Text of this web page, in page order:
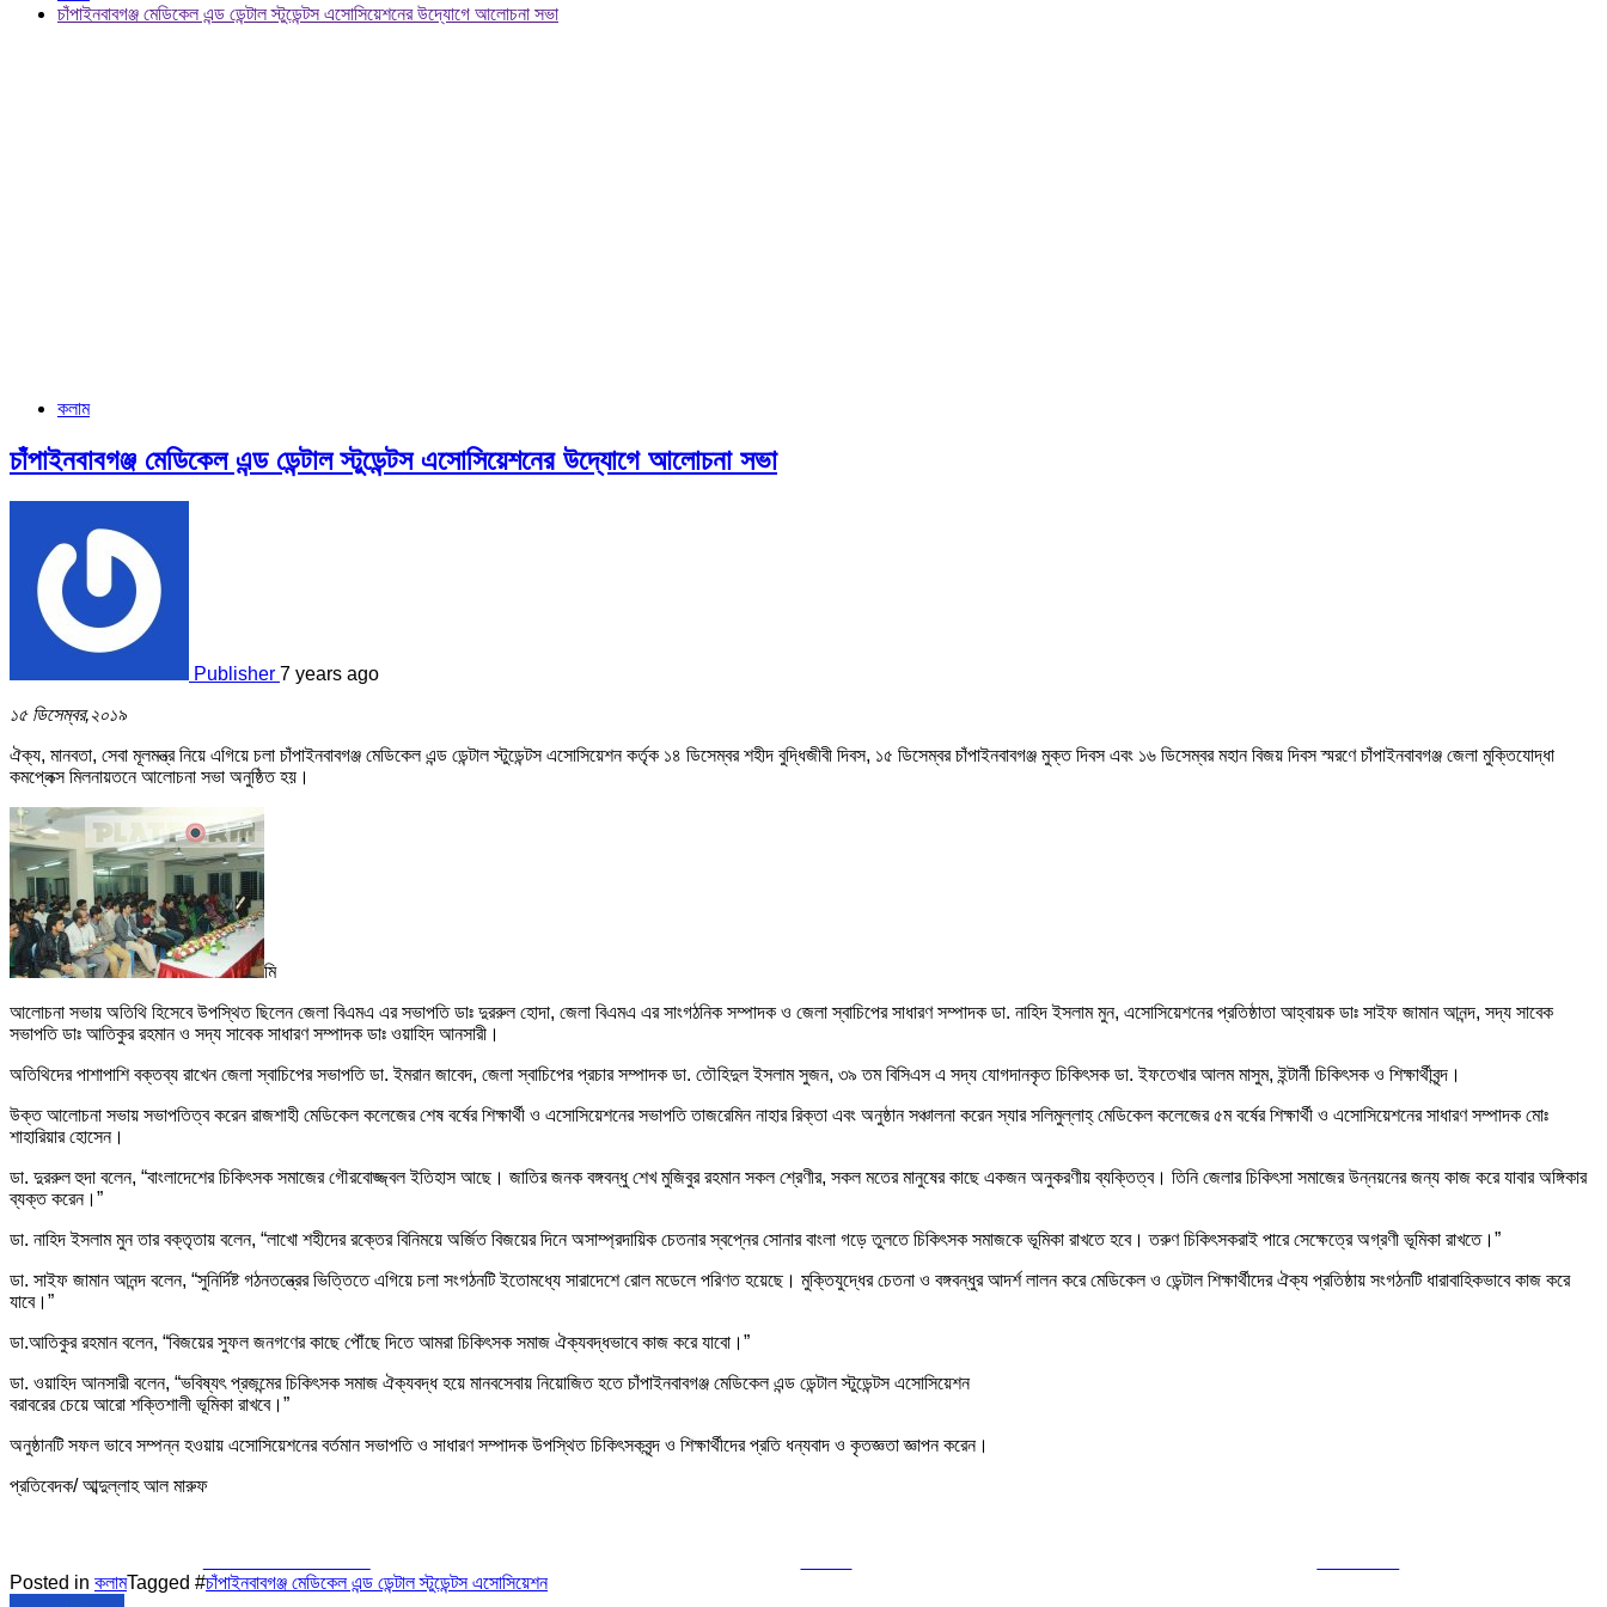
চাঁপাইনবাবগঞ্জ মেডিকেল এন্ড ডেন্টাল স্টুডেন্টস এসোসিয়েশনের উদ্যোগে আলোচনা সভা
কলাম
চাঁপাইনবাবগঞ্জ মেডিকেল এন্ড ডেন্টাল স্টুডেন্টস এসোসিয়েশনের উদ্যোগে আলোচনা সভা
Publisher 7 years ago
১৫ ডিসেম্বর,২০১৯
ঐক্য, মানবতা, সেবা মূলমন্ত্র নিয়ে এগিয়ে চলা চাঁপাইনবাবগঞ্জ মেডিকেল এন্ড ডেন্টাল স্টুডেন্টস এসোসিয়েশন কর্তৃক ১৪ ডিসেম্বর শহীদ বুদ্ধিজীবী দিবস, ১৫ ডিসেম্বর চাঁপাইনবাবগঞ্জ মুক্ত দিবস এবং ১৬ ডিসেম্বর মহান বিজয় দিবস স্মরণে চাঁপাইনবাবগঞ্জ জেলা মুক্তিযোদ্ধা
কমপ্লেক্স মিলনায়তনে আলোচনা সভা অনুষ্ঠিত হয়।
মি
আলোচনা সভায় অতিথি হিসেবে উপস্থিত ছিলেন জেলা বিএমএ এর সভাপতি ডাঃ দুররুল হোদা, জেলা বিএমএ এর সাংগঠনিক সম্পাদক ও জেলা স্বাচিপের সাধারণ সম্পাদক ডা. নাহিদ ইসলাম মুন, এসোসিয়েশনের প্রতিষ্ঠাতা আহ্বায়ক ডাঃ সাইফ জামান আনন্দ, সদ্য সাবেক
সভাপতি ডাঃ আতিকুর রহমান ও সদ্য সাবেক সাধারণ সম্পাদক ডাঃ ওয়াহিদ আনসারী।
অতিথিদের পাশাপাশি বক্তব্য রাখেন জেলা স্বাচিপের সভাপতি ডা. ইমরান জাবেদ, জেলা স্বাচিপের প্রচার সম্পাদক ডা. তৌহিদুল ইসলাম সুজন, ৩৯ তম বিসিএস এ সদ্য যোগদানকৃত চিকিৎসক ডা. ইফতেখার আলম মাসুম, ইন্টার্নী চিকিৎসক ও শিক্ষার্থীবৃন্দ।
উক্ত আলোচনা সভায় সভাপতিত্ব করেন রাজশাহী মেডিকেল কলেজের শেষ বর্ষের শিক্ষার্থী ও এসোসিয়েশনের সভাপতি তাজরেমিন নাহার রিক্তা এবং অনুষ্ঠান সঞ্চালনা করেন স্যার সলিমুল্লাহ্ মেডিকেল কলেজের ৫ম বর্ষের শিক্ষার্থী ও এসোসিয়েশনের সাধারণ সম্পাদক মোঃ
শাহারিয়ার হোসেন।
ডা. দুররুল হুদা বলেন, “বাংলাদেশের চিকিৎসক সমাজের গৌরবোজ্জ্বল ইতিহাস আছে। জাতির জনক বঙ্গবন্ধু শেখ মুজিবুর রহমান সকল শ্রেণীর, সকল মতের মানুষের কাছে একজন অনুকরণীয় ব্যক্তিত্ব। তিনি জেলার চিকিৎসা সমাজের উন্নয়নের জন্য কাজ করে যাবার অঙ্গিকার
ব্যক্ত করেন।”
ডা. নাহিদ ইসলাম মুন তার বক্তৃতায় বলেন, “লাখো শহীদের রক্তের বিনিময়ে অর্জিত বিজয়ের দিনে অসাম্প্রদায়িক চেতনার স্বপ্নের সোনার বাংলা গড়ে তুলতে চিকিৎসক সমাজকে ভূমিকা রাখতে হবে। তরুণ চিকিৎসকরাই পারে সেক্ষেত্রে অগ্রণী ভূমিকা রাখতে।”
ডা. সাইফ জামান আনন্দ বলেন, “সুনির্দিষ্ট গঠনতন্ত্রের ভিত্তিতে এগিয়ে চলা সংগঠনটি ইতোমধ্যে সারাদেশে রোল মডেলে পরিণত হয়েছে। মুক্তিযুদ্ধের চেতনা ও বঙ্গবন্ধুর আদর্শ লালন করে মেডিকেল ও ডেন্টাল শিক্ষার্থীদের ঐক্য প্রতিষ্ঠায় সংগঠনটি ধারাবাহিকভাবে কাজ করে
যাবে।”
ডা.আতিকুর রহমান বলেন, “বিজয়ের সুফল জনগণের কাছে পৌঁছে দিতে আমরা চিকিৎসক সমাজ ঐক্যবদ্ধভাবে কাজ করে যাবো।”
ডা. ওয়াহিদ আনসারী বলেন, “ভবিষ্যৎ প্রজন্মের চিকিৎসক সমাজ ঐক্যবদ্ধ হয়ে মানবসেবায় নিয়োজিত হতে চাঁপাইনবাবগঞ্জ মেডিকেল এন্ড ডেন্টাল স্টুডেন্টস এসোসিয়েশন
বরাবরের চেয়ে আরো শক্তিশালী ভূমিকা রাখবে।”
অনুষ্ঠানটি সফল ভাবে সম্পন্ন হওয়ায় এসোসিয়েশনের বর্তমান সভাপতি ও সাধারণ সম্পাদক উপস্থিত চিকিৎসকবৃন্দ ও শিক্ষার্থীদের প্রতি ধন্যবাদ ও কৃতজ্ঞতা জ্ঞাপন করেন।
প্রতিবেদক/ আব্দুল্লাহ আল মারুফ
Posted in কলামTagged #চাঁপাইনবাবগঞ্জ মেডিকেল এন্ড ডেন্টাল স্টুডেন্টস এসোসিয়েশন